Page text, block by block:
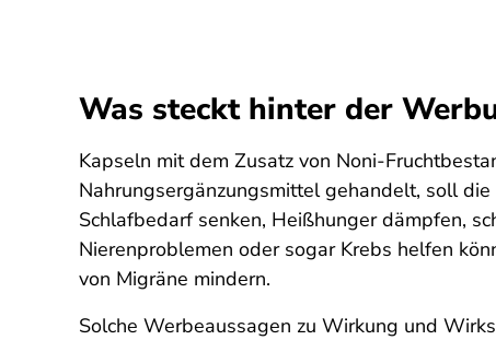
Was steckt hinter der
Kapseln mit dem Zusatz von Noni-
Nahrungsergänzungsmittel gehandelt, soll
Schlafbedarf senken, Heißhunger dämpfen,
Nierenproblemen oder sogar Krebs helfen
von Migräne mindern.
Solche Werbeaussagen zu Wirkung und